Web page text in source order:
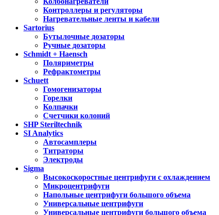
Контроллеры и регуляторы
Нагревательные ленты и кабели
Sartorius
Бутылочные дозаторы
Ручные дозаторы
Schmidt + Haensch
Поляриметры
Рефрактометры
Schuett
Гомогенизаторы
Горелки
Колпачки
Счетчики колоний
SHP Steriltechnik
SI Analytics
Автосамплеры
Титраторы
Электроды
Sigma
Высокоскоростные центрифуги с охлаждением
Микроцентрифуги
Напольные центрифуги большого объема
Универсальные центрифуги
Универсальные центрифуги большого объема